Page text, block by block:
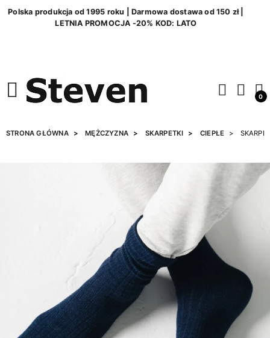
Polska produkcja od 1995 roku | Darmowa dostawa od 150 zł |
LETNIA PROMOCJA -20% KOD: LATO
0
STRONA GŁÓWNA MĘŻCZYZNA SKARPETKI CIEPŁE